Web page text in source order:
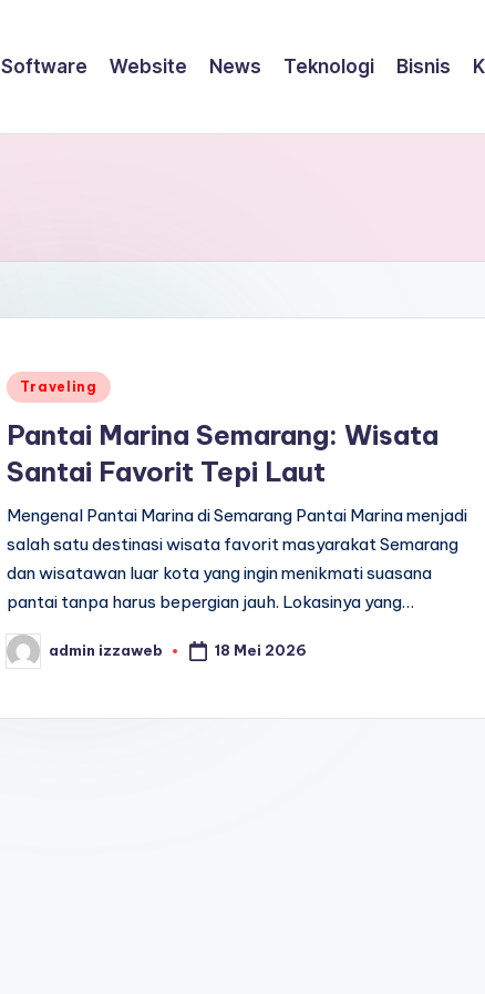
Software Website News Teknologi Bisnis
Posted
Traveling
Pantai Marina Semarang: Wisata
Santai Favorit Tepi Laut
Mengenal Pantai Marina di Semarang Pantai Marina menjadi
salah satu destinasi wisata favorit masyarakat Semarang
dan wisatawan luar kota yang ingin menikmati suasana
pantai tanpa harus bepergian jauh. Lokasinya yang…
Posted
by
admin izzaweb 18 Mei 2026